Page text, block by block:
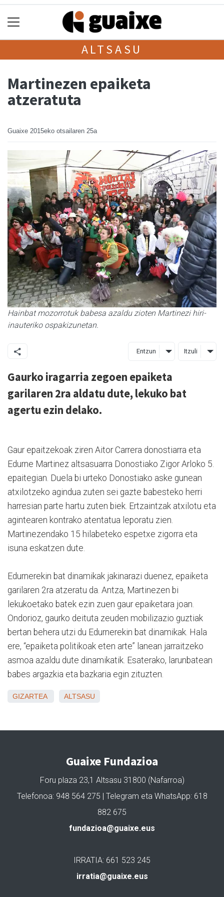
ALTSASU
Martinezen epaiketa
atzeratuta
Guaixe 2015eko otsailaren 25a
Hainbat mozorrotuk babesa azaldu zioten Martinezi hiri-
inauteriko ospakizunetan.
Entzun Itzuli
Gaurko iragarria zegoen epaiketa
garilaren 2ra aldatu dute, lekuko bat
agertu ezin delako.
Gaur epaitzekoak ziren Aitor Carrera donostiarra eta
Edurne Martinez altsasuarra Donostiako Zigor Arloko 5.
epaitegian. Duela bi urteko Donostiako aske gunean
atxilotzeko agindua zuten sei gazte babesteko herri
harresian parte hartu zuten biek. Ertzaintzak atxilotu eta
agintearen kontrako atentatua leporatu zien.
Martinezendako 15 hilabeteko espetxe zigorra eta
isuna eskatzen dute.
Edurnerekin bat dinamikak jakinarazi duenez, epaiketa
garilaren 2ra atzeratu da. Antza, Martinezen bi
lekukoetako batek ezin zuen gaur epaiketara joan.
Ondorioz, gaurko deituta zeuden mobilizazio guztiak
bertan behera utzi du Edurnerekin bat dinamikak. Hala
ere, “epaiketa politikoak eten arte” lanean jarraitzeko
asmoa azaldu dute dinamikatik. Esaterako, larunbatean
babes argazkia eta bazkaria egin zituzten.
GIZARTEA ALTSASU
Guaixe Fundazioa
Foru plaza 23,1 Altsasu 31800 (Nafarroa)
Telefonoa: 948 564 275 | Telegram eta WhatsApp: 618
882 675
fundazioa@guaixe.eus
IRRATIA: 661 523 245
irratia@guaixe.eus